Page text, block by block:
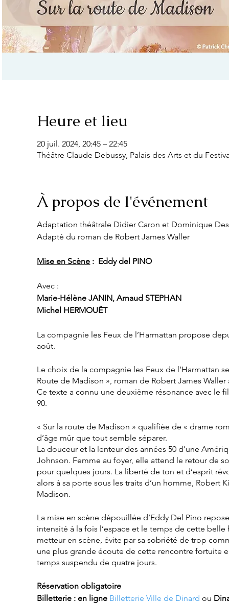
Heure et lieu
20 juil. 2024, 20:45 – 22:45
Théâtre Claude Debussy, Palais des Arts et du
À propos de l'événement
Adaptation théâtrale Didier Caron et Dominique
Adapté du roman de Robert James Waller
Mise en Scène : Eddy del PINO
Avec :
Marie-Hélène JANIN, Arnaud STEPHAN
Michel HERMOUËT
La compagnie les Feux de l’Harmattan propose
août.
Le choix de la compagnie les Feux de l’Harmattan
Route de Madison », roman de Robert James
Ce texte a connu une deuxième résonance avec le
90.
« Sur la route de Madison » qualifiée de « drame
d’âge mûr que tout semble séparer.
La douceur et la lenteur des années 50 d’une
Johnson. Femme au foyer, elle attend le retour de
pour quelques jours. La liberté de ton et d’esprit
alors à sa porte sous les traits d’un homme,
Madison.
La mise en scène dépouillée d’Eddy Del Pino
intensité à la fois l’espace et le temps de cette
metteur en scène, évite par sa sobriété de trop
une plus grande écoute de cette rencontre fortuite
temps suspendu de quatre jours.
Réservation obligatoire
Billetterie : en ligne Billetterie Ville de Dinardou